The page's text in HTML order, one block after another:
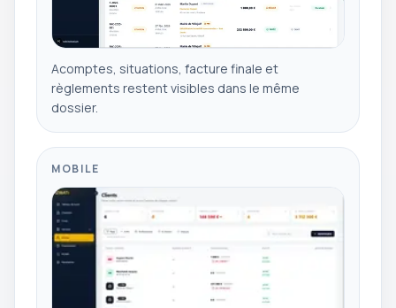
Acomptes, situations, facture finale et
règlements restent visibles dans le même
dossier.
MOBILE